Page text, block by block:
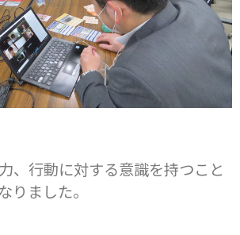
、行動に対する意識を持つこと
りました。